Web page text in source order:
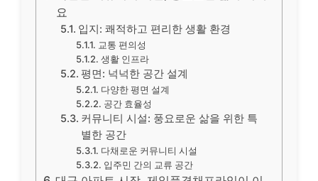
요
입지: 쾌적하고 편리한 생활 환경
교통 편의성
생활 인프라
평면: 넉넉한 공간 설계
다양한 평면 설계
공간 효율성
커뮤니티 시설: 풍요로운 삶을 위한 특
별한 공간
다채로운 커뮤니티 시설
입주민 간의 교류 공간